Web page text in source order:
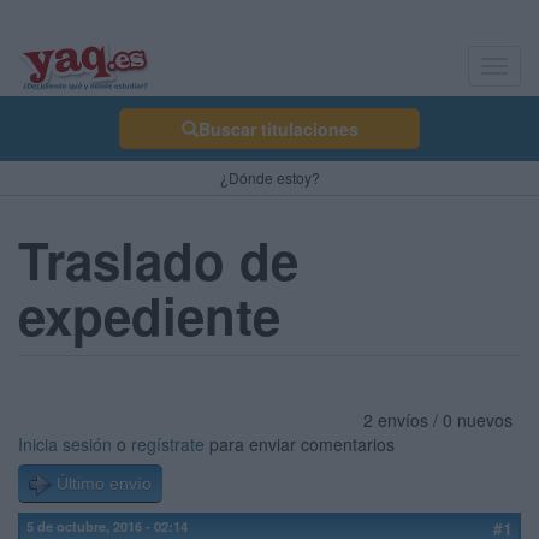
Buscar titulaciones
¿Dónde estoy?
Traslado de
expediente
2 envíos / 0 nuevos
Inicia sesión o regístrate para enviar comentarios
Último envío
5 de octubre, 2016 - 02:14 #1